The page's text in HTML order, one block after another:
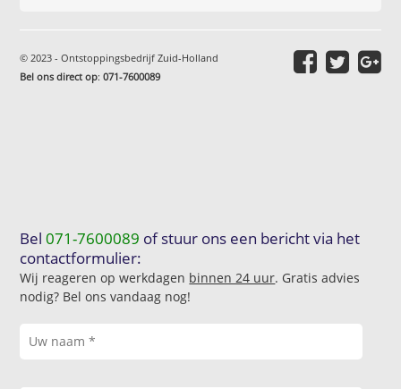
© 2023 - Ontstoppingsbedrijf Zuid-Holland
Bel ons direct op:071-7600089
Bel071-7600089 of stuur ons een bericht via het
contactformulier:
Wij reageren op werkdagen binnen 24 uur. Gratis advies
nodig? Bel ons vandaag nog!